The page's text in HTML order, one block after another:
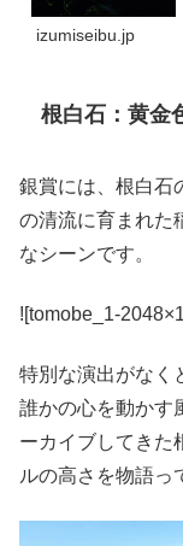
izumiseibu.jp
根白石：黄金
銀賞には、根白石
の清流に育まれた
なシーンです。
![tomobe_1-
特別な演出がなく
誰かの心を動かす
ーカイブしてきた
ルの高さを物語っ